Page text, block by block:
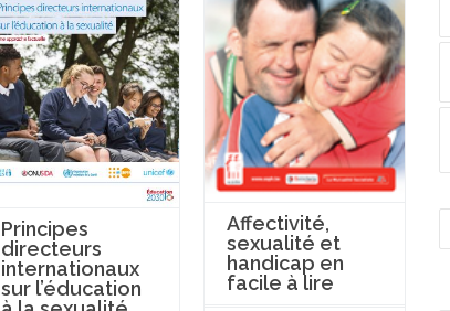
Principes
directeurs
internationaux
sur l’éducation
Affectivité,
sexualité et
handicap en
facile à lire